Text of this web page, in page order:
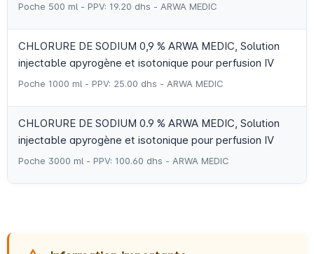
Poche 500 ml - PPV: 19.20 dhs - ARWA MEDIC
CHLORURE DE SODIUM 0,9 % ARWA MEDIC, Solution
injectable apyrogène et isotonique pour perfusion IV
Poche 1000 ml - PPV: 25.00 dhs - ARWA MEDIC
CHLORURE DE SODIUM 0.9 % ARWA MEDIC, Solution
injectable apyrogène et isotonique pour perfusion IV
Poche 3000 ml - PPV: 100.60 dhs - ARWA MEDIC